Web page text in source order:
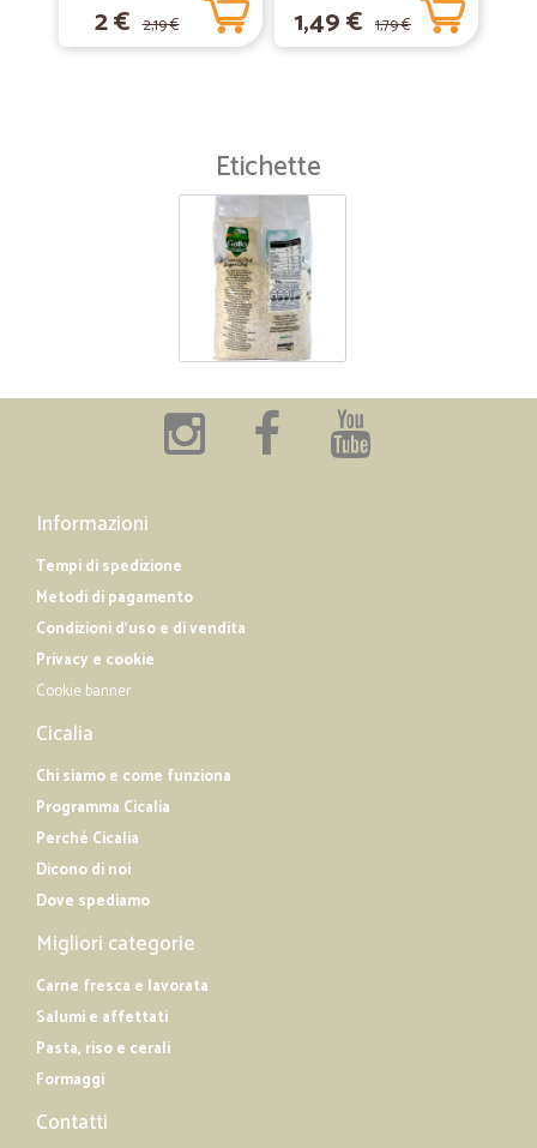
2 € 2,19 € 1,49 € 1,79 €
Etichette
Informazioni
Tempi di spedizione
Metodi di pagamento
Condizioni d'uso e di vendita
Privacy e cookie
Cookie banner
Cicalia
Chi siamo e come funziona
Programma Cicalia
Perché Cicalia
Dicono di noi
Dove spediamo
Migliori categorie
Carne fresca e lavorata
Salumi e affettati
Pasta, riso e cerali
Formaggi
Contatti